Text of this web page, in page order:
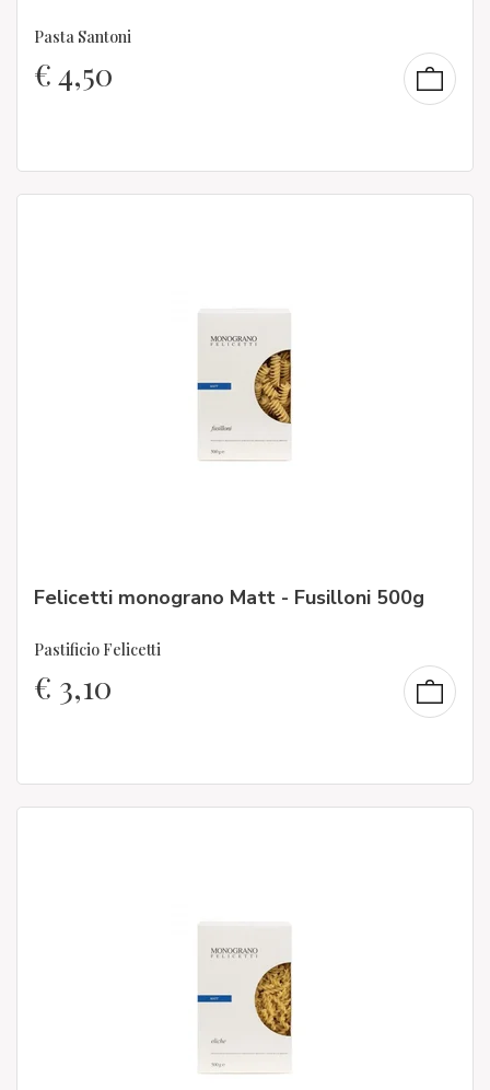
Pasta Santoni
€4,50
Felicetti monograno Matt - Fusilloni 500g
Pastificio Felicetti
€ 3,10